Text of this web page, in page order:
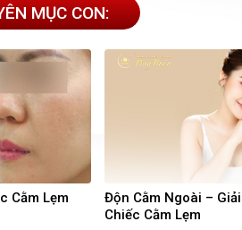
MỤC CON:
Cằm Lẹm
Độn Cằm Ngoài –
Chiếc Cằm Lẹm